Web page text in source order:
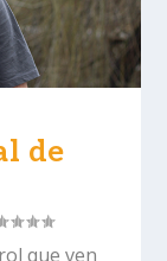
de
que ven